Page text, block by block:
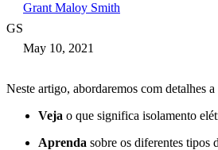
GS
Grant Maloy Smith
May 10, 2021
Neste artigo, abordaremos com detalhes
Veja o que significa isolamento
Aprenda sobre os diferentes tipos